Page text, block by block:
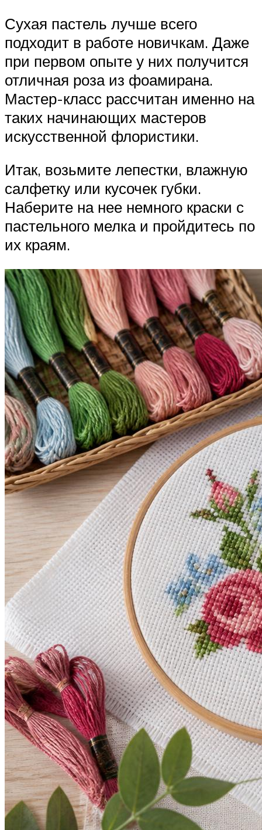
Сухая пастель лучше всего
подходит в работе новичкам. Даже
при первом опыте у них получится
отличная роза из фоамирана.
Мастер-класс рассчитан именно на
таких начинающих мастеров
искусственной флористики.
Итак, возьмите лепестки, влажную
салфетку или кусочек губки.
Наберите на нее немного краски с
пастельного мелка и пройдитесь по
их краям.